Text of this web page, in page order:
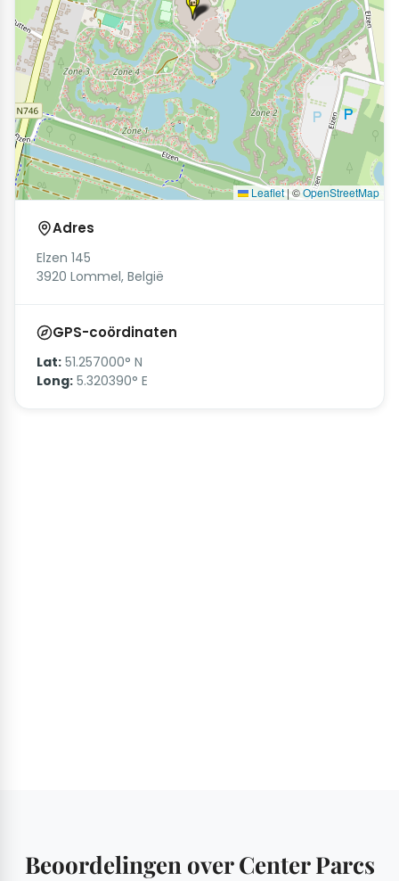
Leaflet |©OpenStreetMap
Adres
Elzen 145
3920 Lommel, België
GPS-coördinaten
Lat: 51.257000° N
Long: 5.320390° E
Beoordelingen over Center Parcs